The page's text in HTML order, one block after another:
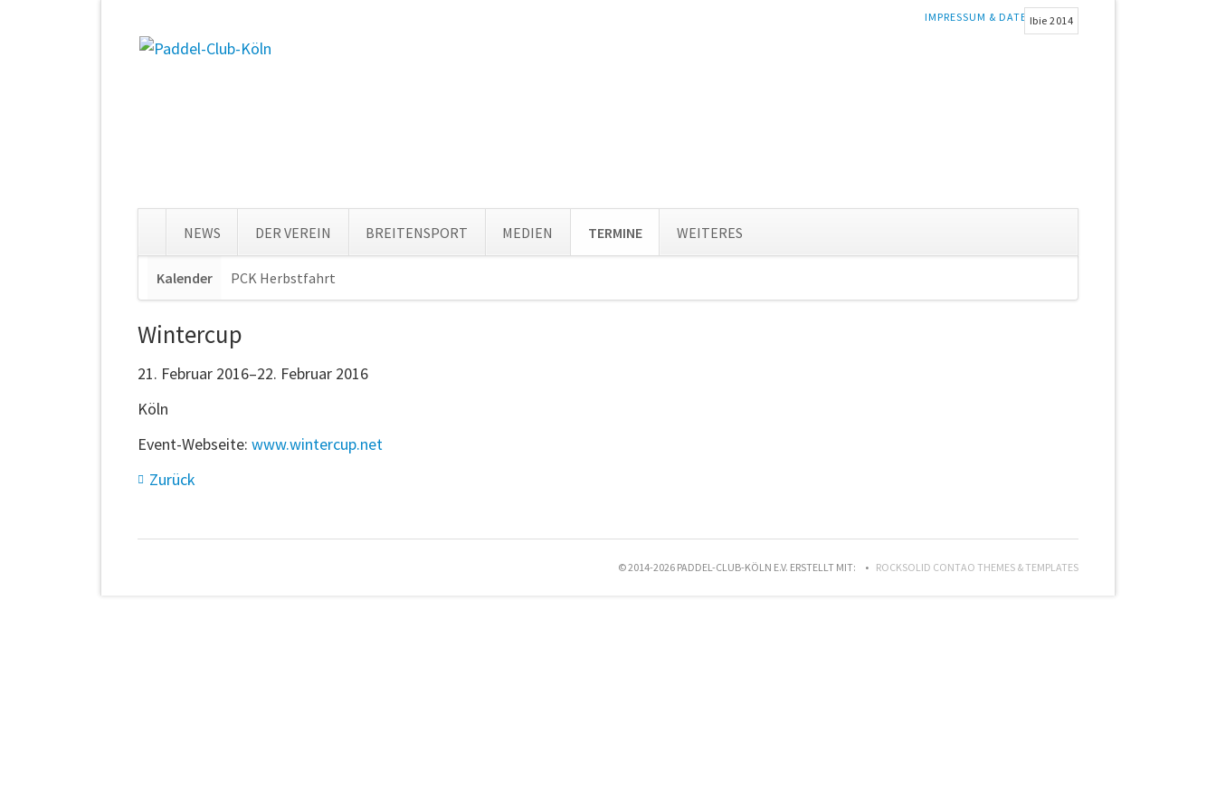
NAVIGATION
IMPRESSUM & DATENSCHUTZ
Ibie 2014
überspringen
NEWS DER VEREIN BREITENSPORT MEDIEN TERMINE WEITERES
überspringen
Kalender PCK Herbstfahrt
Wintercup
21. Februar 2016–22. Februar 2016
Köln
Event-Webseite: www.wintercup.net
Zurück
© 2014-2026 PADDEL-CLUB-KÖLN E.V. ERSTELLT MIT: ROCKSOLID CONTAO THEMES & TEMPLATES